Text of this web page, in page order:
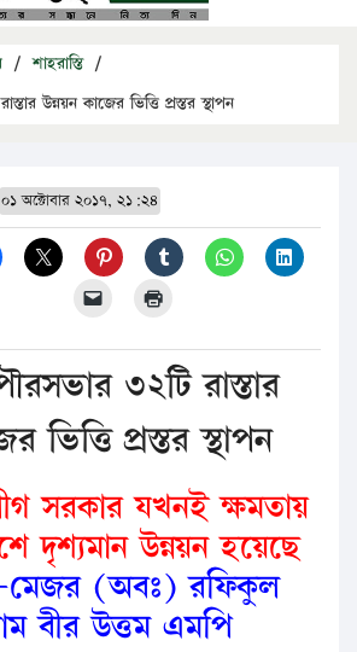
/ শাহরাস্তি /
উন্নয়ন কাজের ভিত্তি প্রস্তর স্থাপন
০১ অক্টোবার ২০১৭, ২১:২৪
৩২টি রাস্তার
ভিত্তি প্রস্তর স্থাপন
সরকার যখনই ক্ষমতায়
দৃশ্যমান উন্নয়ন হয়েছে
(অবঃ) রফিকুল
বীর উত্তম এমপি